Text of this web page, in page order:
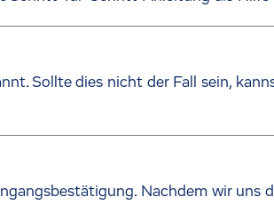
Sollte dies nicht der Fall sein,
Nachdem wir uns